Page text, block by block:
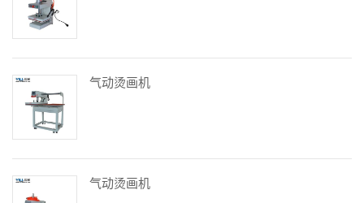
气动烫画机
气动烫画机